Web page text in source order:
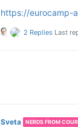
https://eurocamp-
2 Replies Last
Sveta NERDS FROM